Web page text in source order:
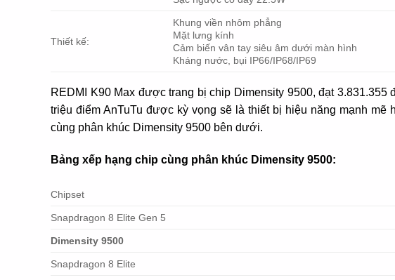
Thiết kế:
Khung viền nhôm phẳng
Mặt lưng kính
Cảm biến vân tay siêu âm dưới màn hình
Kháng nước, bụi IP66/IP68/IP69
REDMI K90 Max được trang bị chip Dimensity 9500, đạt
triệu điểm AnTuTu được kỳ vọng sẽ là thiết bị hiệu năng mạnh
cùng phân khúc Dimensity 9500 bên dưới.
Bảng xếp hạng chip cùng phân khúc Dimensity 9500:
Chipset
Snapdragon 8 Elite Gen 5
Dimensity 9500
Snapdragon 8 Elite